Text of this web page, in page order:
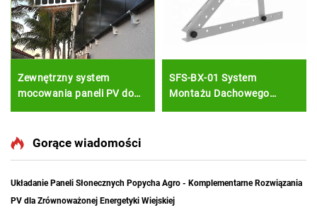
Zewnętrzny system
mocowania paneli PV do
wykończenie elewacji
SFS-BX-01 System
Montażu Dachowego
Gorące wiadomości
Układanie Paneli Słonecznych Popycha Agro - Komplementarne Rozwiązania
PV dla Zrównoważonej Energetyki Wiejskiej